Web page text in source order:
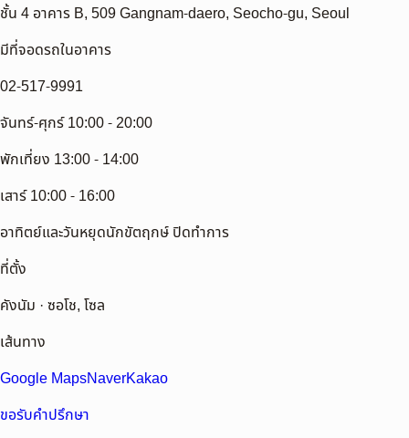
ชั้น 4 อาคาร B, 509 Gangnam-daero, Seocho-gu, Seoul
มีที่จอดรถในอาคาร
02-517-9991
จันทร์-ศุกร์ 10:00 - 20:00
พักเที่ยง 13:00 - 14:00
เสาร์ 10:00 - 16:00
อาทิตย์และวันหยุดนักขัตฤกษ์ ปิดทำการ
ที่ตั้ง
คังนัม · ซอโช, โซล
เส้นทาง
Google MapsNaverKakao
ขอรับคำปรึกษา